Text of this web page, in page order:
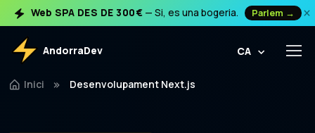
Web SPA DES DE 300€ — Si, es una bogeria. Parlem → ×
AndorraDev CA
Inici Desenvolupament Next.js